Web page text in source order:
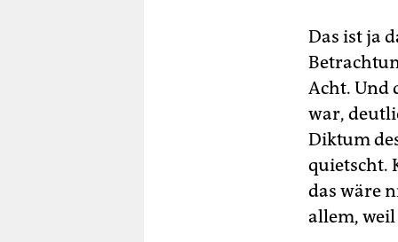
Das ist ja
Acht. Und
war,
Diktum
quietscht.
das wäre
allem,